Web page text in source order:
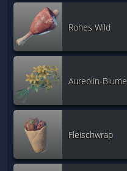
Rohes Wild
Aureolin-Blume
Fleischwrap